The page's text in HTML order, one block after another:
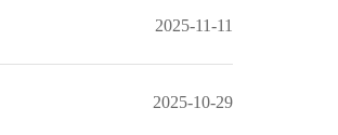
2025-11-11
2025-10-29